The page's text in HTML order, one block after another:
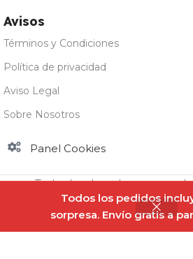
Todos los pedidos
sorpresa. Envío gratis a
Avisos
Términos y Condiciones
Política de privacidad
Aviso Legal
Sobre Nosotros
Panel Cookies
Todos los derechos